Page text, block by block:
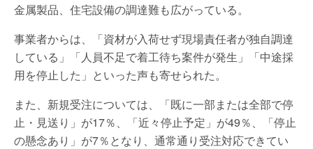
金属製品、住宅設備の調達難も広がっている。
事業者からは、「資材が入荷せず現場責任者が独自調達
している」「人員不足で着工待ち案件が発生」「中途採
用を停止した」といった声も寄せられた。
また、新規受注については、「既に一部または全部で停
止・見送り」が17％、「近々停止予定」が49％、「停止
の懸念あり」が7％となり、通常通り受注対応できてい